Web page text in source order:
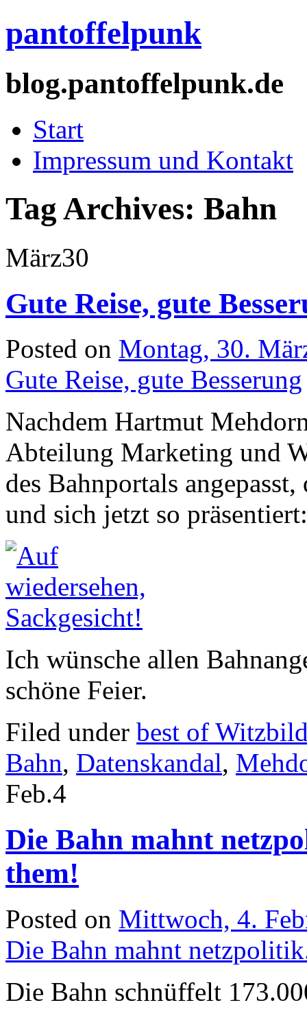
pantoffelpunk
blog.pantoffelpunk.de
Start
Impressum und Kontakt
Tag Archives: Bahn
März30
Gute Reise, gute
Posted on Montag, 30.
Gute Reise, gute Besserung
Nachdem Hartmut
Abteilung Marketing und
des Bahnportals
und sich jetzt so präsentiert:
Ich wünsche allen
schöne Feier.
Filed under best of
Bahn, Datenskandal,
Feb.4
Die Bahn mahnt
them!
Posted on Mittwoch, 4.
Die Bahn mahnt
Die Bahn schnüffelt